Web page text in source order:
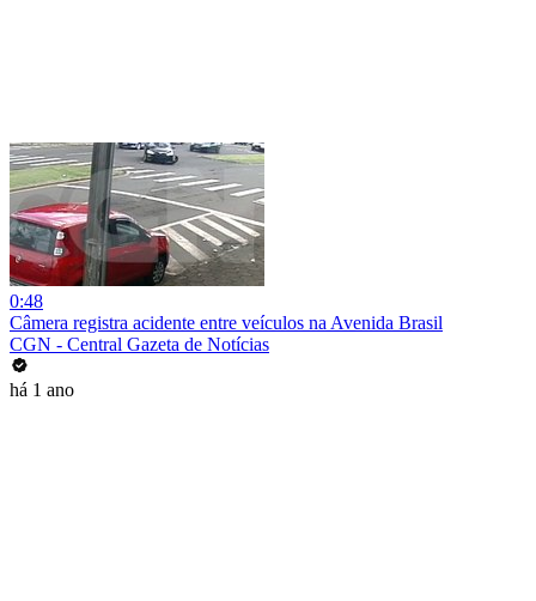
0:48
Câmera registra acidente entre veículos na Avenida Brasil
CGN - Central Gazeta de Notícias
há 1 ano